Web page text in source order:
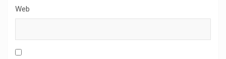
Web